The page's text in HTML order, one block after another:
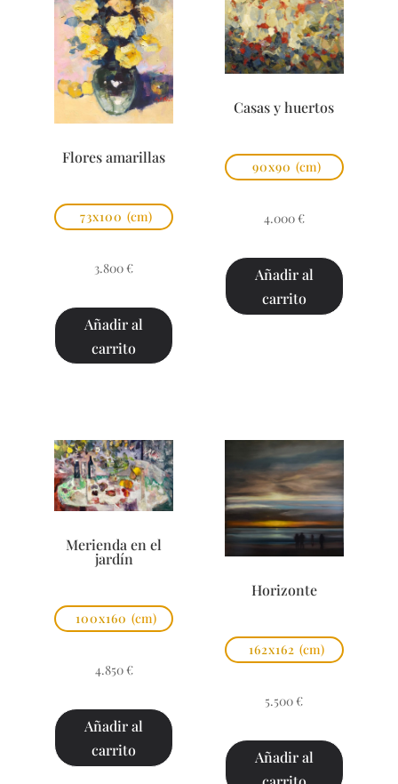
Flores amarillas
73x100 (cm)
3.800 €
Añadir al
carrito
Casas y huertos
90x90 (cm)
4.000 €
Añadir al
carrito
Merienda en el
jardín
100x160 (cm)
4.850 €
Añadir al
carrito
Horizonte
162x162 (cm)
5.500 €
Añadir al